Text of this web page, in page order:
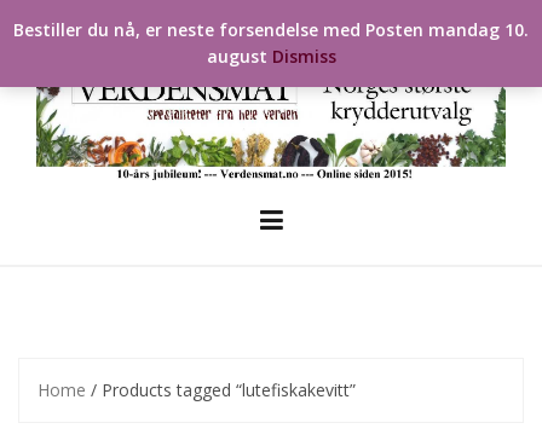
to
Home / Products tagged “lutefiskakevitt”
Bestiller du nå, er neste forsendelse med Posten mandag 10.
august Dismiss